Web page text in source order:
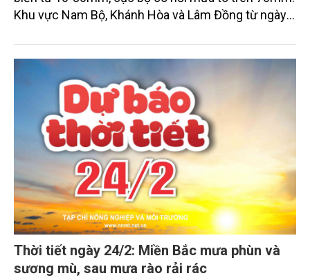
Khu vực Nam Bộ, Khánh Hòa và Lâm Đồng từ ngày
mùa với lượng mưa phổ biến từ 10-20mm, cục bộ
có nơi mưa to trên 50mm (thời gian mưa tập trung
vào chiều và tối).
Thời tiết ngày 24/2: Miền Bắc mưa phùn và
sương mù, sau mưa rào rải rác